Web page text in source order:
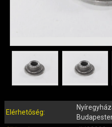
DOBOZOK, BOXOK,
FELNI (MOTOR, QUAD)
GUMIK, BELSŐK (ROBOGÓ,
GYERTYÁK, PIPÁK
IDOMOK, BURKOLATOK, ÜLÉSEK
Elérhetőség: